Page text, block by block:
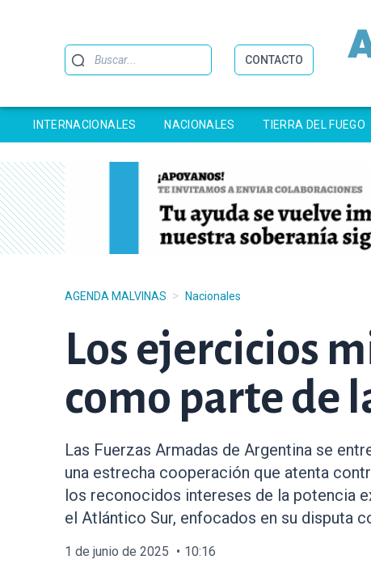
Buscar CONTACTO
INTERNACIONALES NACIONALES TIERRA DEL FUEGO
AGENDA MALVINAS > Nacionales
Los ejercicios
como parte de
Las Fuerzas Armadas de Argentina se
una estrecha cooperación que atenta
los reconocidos intereses de la potencia
el Atlántico Sur, enfocados en su disputa
1 de junio de 2025 10:16